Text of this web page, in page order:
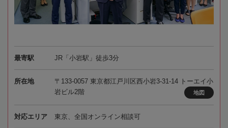
最寄駅 JR「小岩駅」徒歩3分
所在地
〒133-0057 東京都江戸川区西小岩3-31-14 トーエイ小
岩ビル2階
地図
対応エリア 東京、全国オンライン相談可